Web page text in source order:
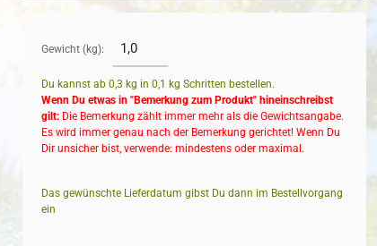
Gewicht (kg):
Du kannst ab 0,3 kg in0,1 kg Schritten bestellen.
Wenn Du etwas in "Bemerkung zum Produkt" hineinschreibst
gilt: Die Bemerkung zählt immer mehr als die Gewichtsangabe.
Es wird immer genau nach der Bemerkung gerichtet! Wenn Du
Dir unsicher bist, verwende: mindestens oder maximal.
Das gewünschte Lieferdatum gibst Du dann im Bestellvorgang
ein